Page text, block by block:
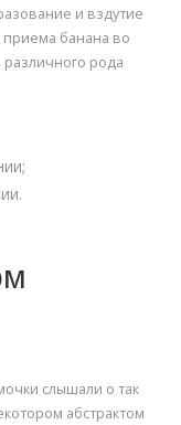
и вздутие
приема банана во
рода
слышали о так
абстрактом